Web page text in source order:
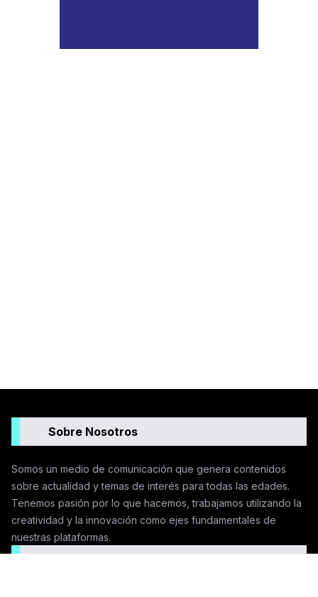
Sobre Nosotros
Somos un medio de comunicación que genera contenidos
sobre actualidad y temas de interés para todas las edades.
Tenemos pasión por lo que hacemos, trabajamos utilizando la
creatividad y la innovación como ejes fundamentales de
nuestras plataformas.